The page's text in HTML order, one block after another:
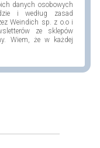
danych osobowych
i według zasad
Weindich sp. z o.o i
ze sklepów
Wiem, że w każdej